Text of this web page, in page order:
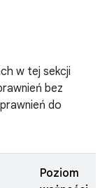
w tej sekcji
bez
do
Poziom